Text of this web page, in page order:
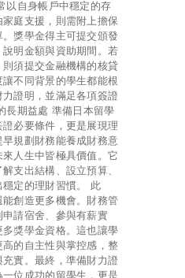
CARE
以自身帳戶中穩定的存
庭支援，則需附上擔保
獎學金得主可提交頒發
明金額與資助期間。若
則須提交金融機構的核貸
不同背景的學生都能根
證明，並滿足各項簽證
長期益處 準備日本留學
必要條件，更是展現理
規劃財務能養成財務意
人生中皆極具價值。它
支出結構、設立預算、
穩定的理財習慣。 此
創造更多機會。財務管
請宿舍、參與有薪實
獎學金資格。這也讓學
的自主性與掌控感，整
實。最終，準備財力證
位成功的留學生，更是